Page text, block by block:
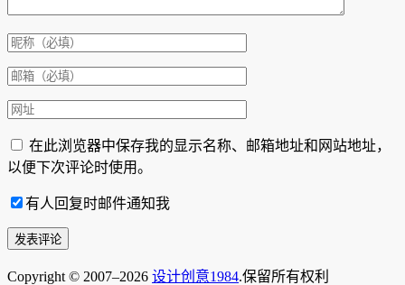
在此浏览器中保存我的显示名称、邮箱地址和网站地址，
以便下次评论时使用。
有人回复时邮件通知我
Copyright © 2007–2026 设计创意1984.保留所有权利